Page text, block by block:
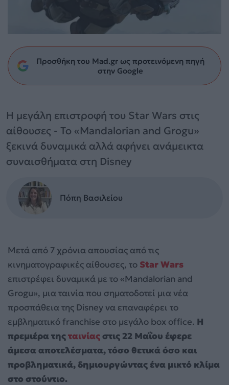
Προσθήκη του Mad.gr ως προτεινόμενη πηγή
στην Google
Η μεγάλη επιστροφή του Star Wars στις
αίθουσες - Το «Mandalorian and Grogu»
ξεκινά δυναμικά αλλά αφήνει ανάμεικτα
συναισθήματα στη Disney
Πόπη Βασιλείου
Μετά από 7 χρόνια απουσίας από τις
κινηματογραφικές αίθουσες, το Star Wars
επιστρέφει δυναμικά με το «Mandalorian and
Grogu», μια ταινία που σηματοδοτεί μια νέα
προσπάθεια της Disney να επαναφέρει το
εμβληματικό franchise στο μεγάλο box office. Η
πρεμιέρα τηςταινίαςστις 22 Μαΐου έφερε
άμεσα αποτελέσματα, τόσο θετικά όσο και
προβληματικά, δημιουργώντας ένα μικτό κλίμα
στο στούντιο.